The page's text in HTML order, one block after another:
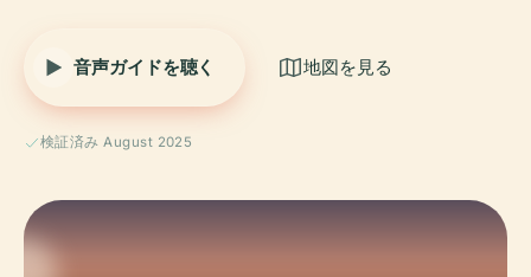
音声ガイドを聴く 地図を見る
検証済み August 2025